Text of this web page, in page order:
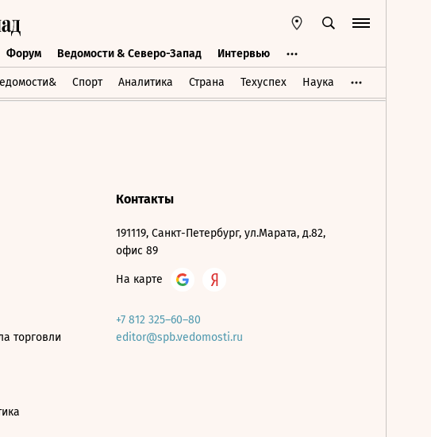
Форум Ведомости & Северо-Запад Интервью
Спорт Аналитика Страна Техуспех Наука
Форум Ведомости & Северо-Запад Интервью
торговли
Контакты
191119, Санкт-Петербург, ул.Марата, д.82,
офис 89
На карте
+7 812 325–60–80
editor@spb.vedomosti.ru